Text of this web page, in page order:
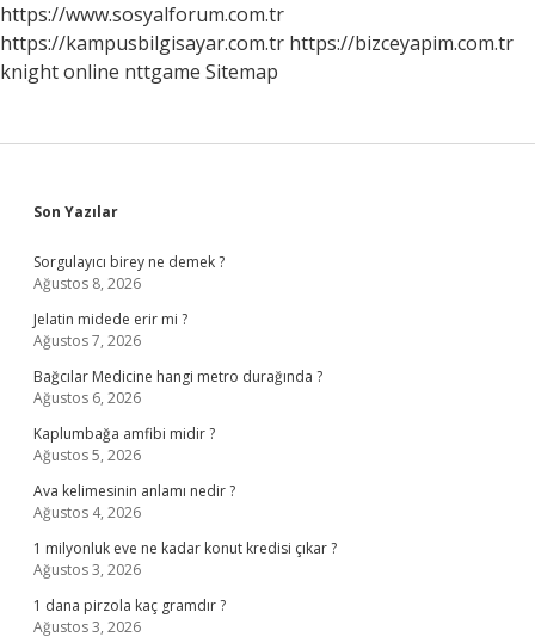
https://www.sosyalforum.com.tr
https://kampusbilgisayar.com.tr https://bizceyapim.com.tr
knight online nttgame Sitemap
Sidebar
Son Yazılar
Sorgulayıcı birey ne demek ?
Ağustos 8, 2026
Jelatin midede erir mi ?
Ağustos 7, 2026
Bağcılar Medicine hangi metro durağında ?
Ağustos 6, 2026
Kaplumbağa amfibi midir ?
Ağustos 5, 2026
Ava kelimesinin anlamı nedir ?
Ağustos 4, 2026
1 milyonluk eve ne kadar konut kredisi çıkar ?
Ağustos 3, 2026
1 dana pirzola kaç gramdır ?
Ağustos 3, 2026